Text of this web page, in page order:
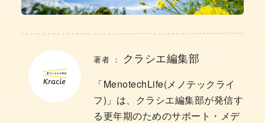
著者 ： クラシエ編集部
「MenotechLife(メノテックライ
フ)」は、クラシエ編集部が発信す
る更年期のためのサポート・メデ